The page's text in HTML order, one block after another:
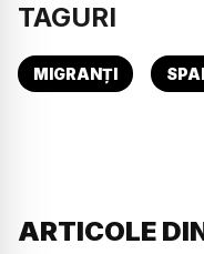
TAGURI
MIGRANȚI
ARTICOLE